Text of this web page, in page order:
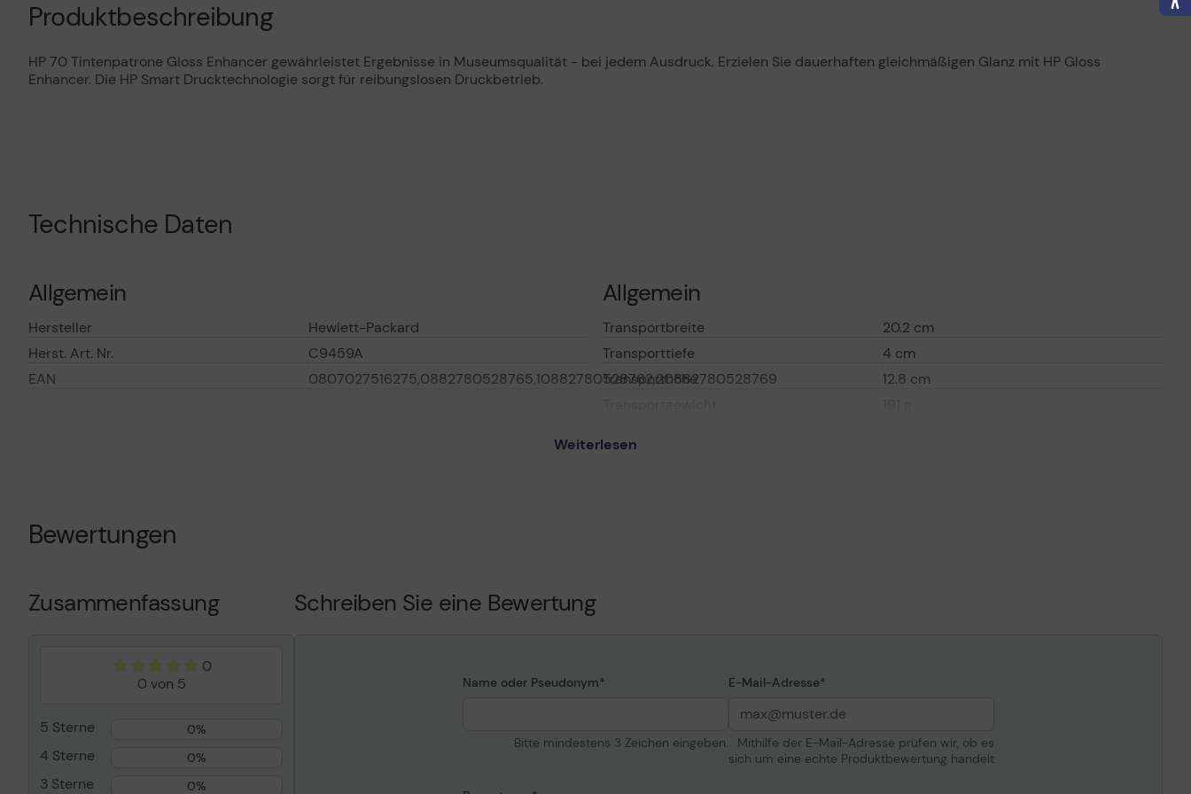
Produktbeschreibung
HP 70 Tintenpatrone Gloss Enhancer gewährleistet Ergebnisse in Museumsqualität - bei jedem Ausdruck. Erzielen Sie dauerhaften gleichmäßigen Glanz mit HP Gloss
Enhancer. Die HP Smart Drucktechnologie sorgt für reibungslosen Druckbetrieb.
Technische Daten
Allgemein
Hersteller
Hewlett-Packard
Herst. Art. Nr.
C9459A
EAN
0807027516275,0882780528765,10882780528762,20882780528769
Drucktechnologie
Patronenmerkmale
HP Vivera
Allgemein
Transportbreite
20.2 cm
Transporttiefe
4 cm
Transporthöhe
12.8 cm
Verbrauchsmaterial
Entwickelt für
Weiterlesen
Bewertungen
Zusammenfassung
0
0 von 5
5 Sterne 0%
4 Sterne 0%
3 Sterne 0%
Schreiben Sie eine Bewertung
Name oder Pseudonym
Bitte mindestens 3 Zeichen eingeben.
E-Mail-Adresse
Mithilfe der E-Mail-Adresse prüfen wir, ob es
sich um eine echte Produktbewertung handelt